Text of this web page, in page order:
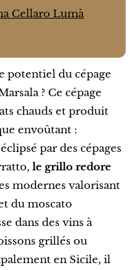
Cellaro Lumà
potentiel du cépage
? Ce cépage
chauds et produit
envoûtant :
par des cépages
le grillo redore
modernes valorisant
du moscato
dans des vins à
grillés ou
en Sicile, il